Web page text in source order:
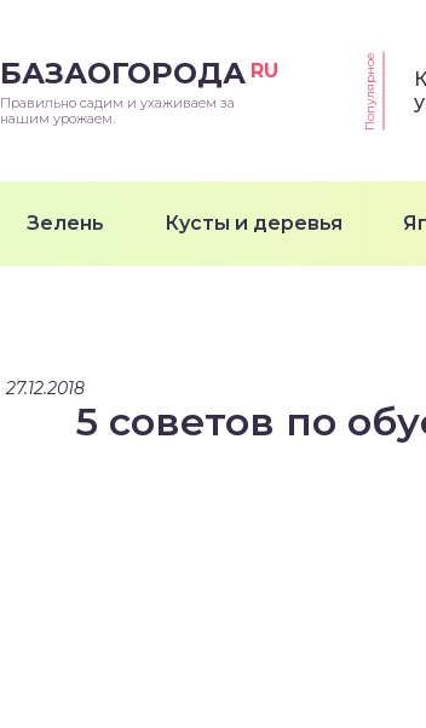
БАЗАОГОРОДА RU
Правильно садим и ухаживаем за
нашим урожаем.
Популярное
Зелень Кусты и деревья
27.12.2018
5 советов по